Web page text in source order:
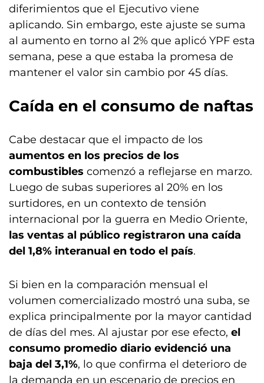
diferimientos que el Ejecutivo viene
aplicando. Sin embargo, este ajuste se suma
al aumento en torno al 2% que aplicó YPF esta
semana, pese a que estaba la promesa de
mantener el valor sin cambio por 45 días.
Caída en el consumo de naftas
Cabe destacar que el impacto de los
aumentos en los precios de los
combustibles comenzó a reflejarse en marzo.
Luego de subas superiores al 20% en los
surtidores, en un contexto de tensión
internacional por la guerra en Medio Oriente,
las ventas al público registraron una caída
del 1,8% interanual en todo el país.
Si bien en la comparación mensual el
volumen comercializado mostró una suba, se
explica principalmente por la mayor cantidad
de días del mes. Al ajustar por ese efecto, el
consumo promedio diario evidenció una
baja del 3,1%, lo que confirma el deterioro de
la demanda en un escenario de precios en